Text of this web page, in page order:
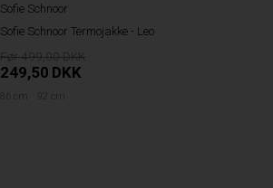
Sofie Schnoor
Sofie Schnoor Termojakke - Leo
499,00
249,50 DKK
86 cm 92 cm